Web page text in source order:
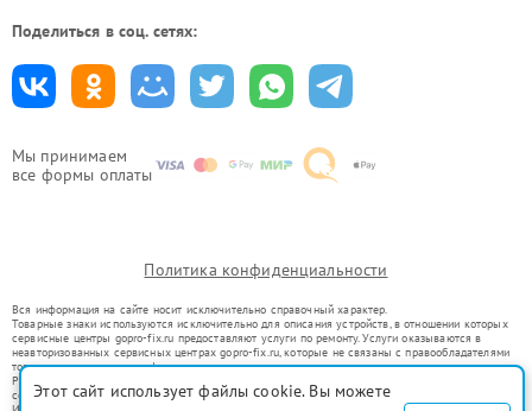
Мы принимаем
все формы оплаты
Поделиться в соц. сетях:
Политика конфиденциальности
Вся информация на сайте носит исключительно справочный характер.
Товарные знаки используются исключительно для описания устройств, в отношении которых
сервисные центры gopro-fix.ru предоставляют услуги по ремонту. Услуги оказываются в
неавторизованных сервисных центрах gopro-fix.ru, которые не связаны с правообладателями
товарных знаков или их официальными представителями.
Ремонт осуществляется для устройств, уже введенных в гражданский оборот в соответствии
со статьей 1487 ГК РФ.
Этот сайт использует файлы cookie. Вы можете